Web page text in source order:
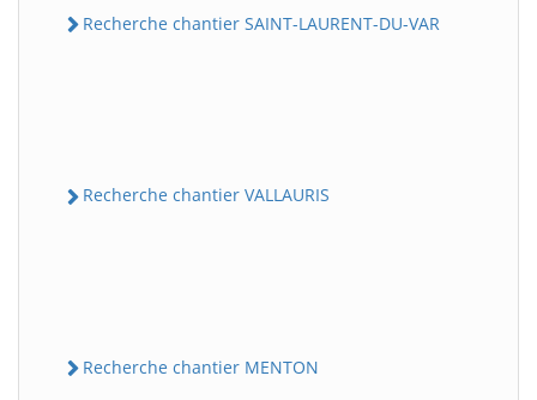
Recherche chantier SAINT-LAURENT-DU-VAR
Recherche chantier VALLAURIS
Recherche chantier MENTON